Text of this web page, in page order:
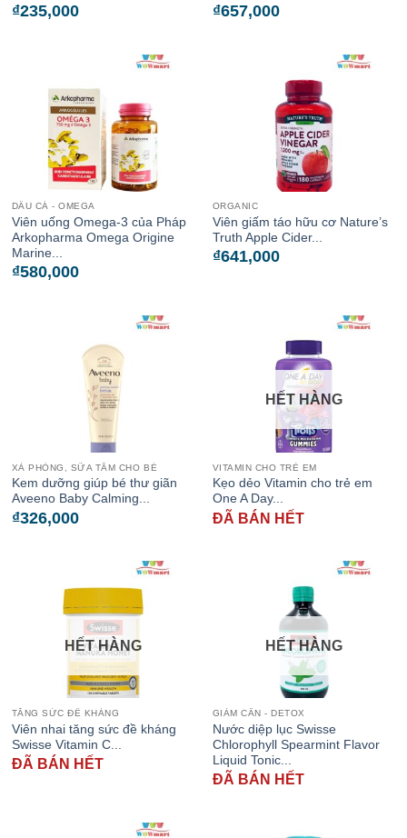
₫235,000 ₫657,000
DẦU CÁ - OMEGA
Viên uống Omega-3 của Pháp
Arkopharma Omega Origine
Marine...
₫580,000
ORGANIC
Viên giấm táo hữu cơ Nature’s
Truth Apple Cider...
₫641,000
XÀ PHÒNG, SỮA TẮM CHO BÉ
Kem dưỡng giúp bé thư giãn
Aveeno Baby Calming...
₫326,000
HẾT HÀNG
VITAMIN CHO TRẺ EM
Kẹo dẻo Vitamin cho trẻ em
One A Day...
ĐÃ BÁN HẾT
HẾT HÀNG
TĂNG SỨC ĐỀ KHÁNG
Viên nhai tăng sức đề kháng
Swisse Vitamin C...
ĐÃ BÁN HẾT
HẾT HÀNG
GIẢM CÂN - DETOX
Nước diệp lục Swisse
Chlorophyll Spearmint Flavor
Liquid Tonic...
ĐÃ BÁN HẾT